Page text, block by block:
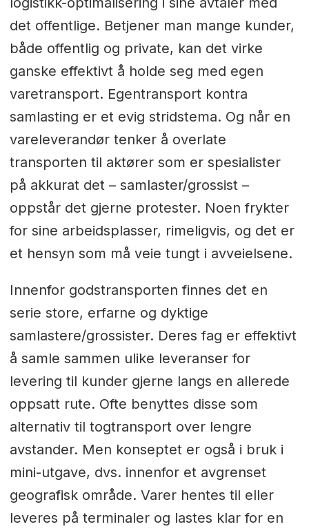
det offentlige. Betjener man mange kunder,
både offentlig og private, kan det virke
ganske effektivt å holde seg med egen
varetransport. Egentransport kontra
samlasting er et evig stridstema. Og når en
vareleverandør tenker å overlate
transporten til aktører som er spesialister
på akkurat det – samlaster/grossist –
oppstår det gjerne protester. Noen frykter
for sine arbeidsplasser, rimeligvis, og det er
et hensyn som må veie tungt i avveielsene.
Innenfor godstransporten finnes det en
serie store, erfarne og dyktige
samlastere/grossister. Deres fag er effektivt
å samle sammen ulike leveranser for
levering til kunder gjerne langs en allerede
oppsatt rute. Ofte benyttes disse som
alternativ til togtransport over lengre
avstander. Men konseptet er også i bruk i
mini-utgave, dvs. innenfor et avgrenset
geografisk område. Varer hentes til eller
leveres på terminaler og lastes klar for en